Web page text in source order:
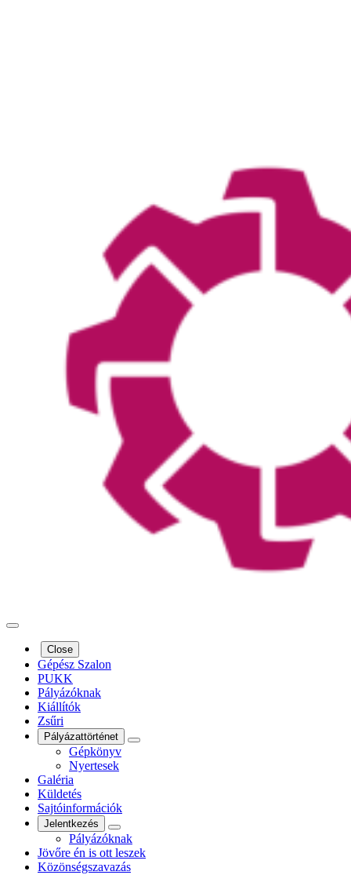
Close
Gépész Szalon
PUKK
Pályázóknak
Kiállítók
Zsűri
Pályázattörténet
Gépkönyv
Nyertesek
Galéria
Küldetés
Sajtóinformációk
Jelentkezés
Pályázóknak
Jövőre én is ott leszek
Közönségszavazás